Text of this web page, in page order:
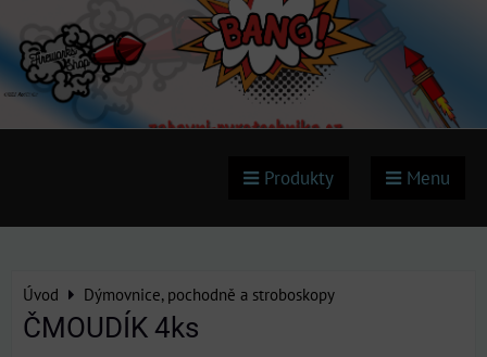
Produkty Menu
Úvod Dýmovnice, pochodně a stroboskopy
ČMOUDÍK 4ks